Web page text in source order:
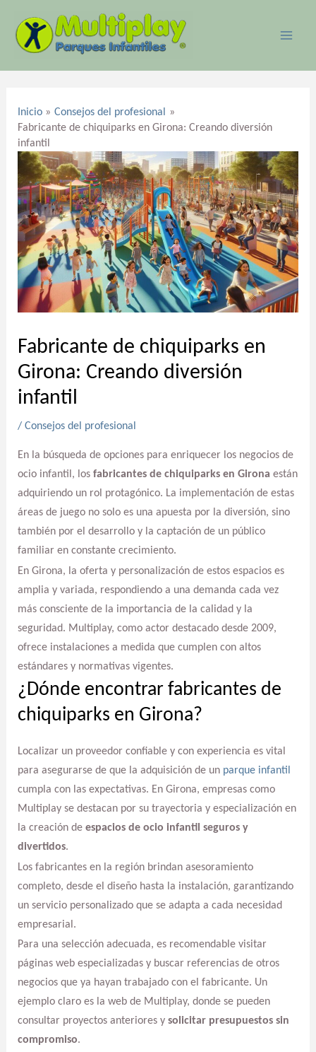
contenido
Inicio
Consejos del profesional
Fabricante de chiquiparks en Girona: Creando diversión
infantil
Fabricante de chiquiparks en
Girona: Creando diversión
infantil
/ Consejos del profesional
En la búsqueda de opciones para enriquecer los negocios de
ocio infantil, los fabricantes de chiquiparks en Girona están
adquiriendo un rol protagónico. La implementación de estas
áreas de juego no solo es una apuesta por la diversión, sino
también por el desarrollo y la captación de un público
familiar en constante crecimiento.
En Girona, la oferta y personalización de estos espacios es
amplia y variada, respondiendo a una demanda cada vez
más consciente de la importancia de la calidad y la
seguridad. Multiplay, como actor destacado desde 2009,
ofrece instalaciones a medida que cumplen con altos
estándares y normativas vigentes.
¿Dónde encontrar fabricantes de
chiquiparks en Girona?
Localizar un proveedor confiable y con experiencia es vital
para asegurarse de que la adquisición de un parque infantil
cumpla con las expectativas. En Girona, empresas como
Multiplay se destacan por su trayectoria y especialización en
la creación de espacios de ocio infantil seguros y
divertidos.
Los fabricantes en la región brindan asesoramiento
completo, desde el diseño hasta la instalación, garantizando
un servicio personalizado que se adapta a cada necesidad
empresarial.
Para una selección adecuada, es recomendable visitar
páginas web especializadas y buscar referencias de otros
negocios que ya hayan trabajado con el fabricante. Un
ejemplo claro es la web de Multiplay, donde se pueden
consultar proyectos anteriores y solicitar presupuestos sin
compromiso.
entradas